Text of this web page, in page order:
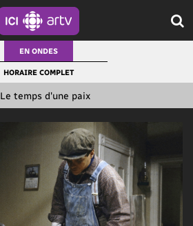
EN ONDES
HORAIRE COMPLET
Le temps d'une paix